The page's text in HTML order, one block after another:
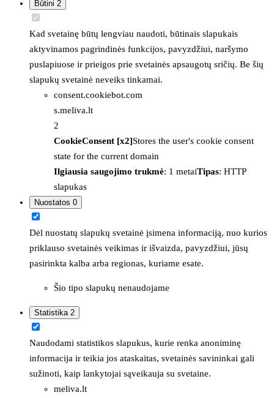
Būtini 2
Kad svetainę būtų lengviau naudoti, būtinais slapukais
aktyvinamos pagrindinės funkcijos, pavyzdžiui, naršymo
puslapiuose ir prieigos prie svetainės apsaugotų sričių. Be šių
slapukų svetainė neveiks tinkamai.
consent.cookiebot.com
s.meliva.lt
2
CookieConsent [x2]Stores the user's cookie consent
state for the current domain
Ilgiausia saugojimo trukmė: 1 metaiTipas: HTTP
slapukas
Nuostatos 0
Dėl nuostatų slapukų svetainė įsimena informaciją, nuo kurios
priklauso svetainės veikimas ir išvaizda, pavyzdžiui, jūsų
pasirinkta kalba arba regionas, kuriame esate.
Šio tipo slapukų nenaudojame
Statistika 2
Naudodami statistikos slapukus, kurie renka anoniminę
informacija ir teikia jos ataskaitas, svetainės savininkai gali
sužinoti, kaip lankytojai sąveikauja su svetaine.
meliva.lt